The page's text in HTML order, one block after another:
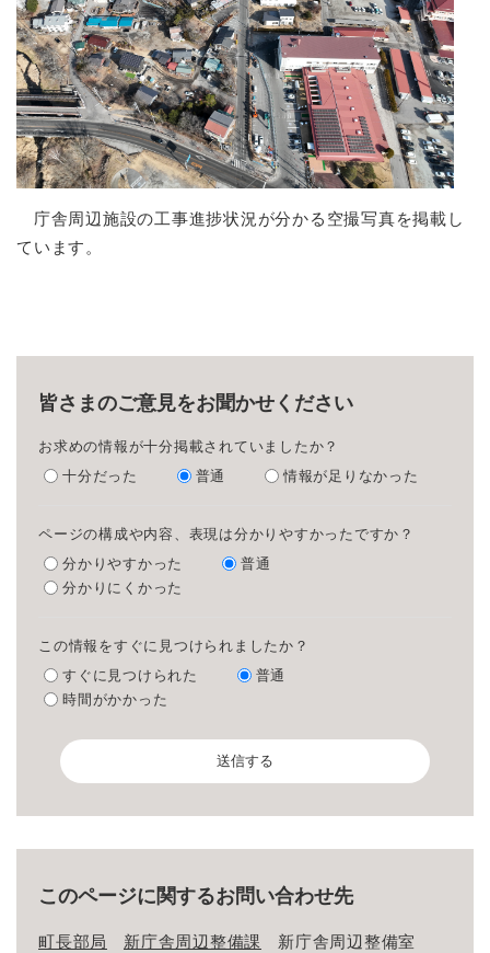
庁舎周辺施設の工事進捗状況が分かる空撮写真を掲載し
ています。
皆さまのご意見をお聞かせください
お求めの情報が十分掲載されていましたか？
十分だった
普通 情報が足りなかった
ページの構成や内容、表現は分かりやすかったですか？
分かりやすかった
普通
分かりにくかった
この情報をすぐに見つけられましたか？
すぐに見つけられた
普通
時間がかかった
このページに関するお問い合わせ先
町長部局 新庁舎周辺整備課 新庁舎周辺整備室